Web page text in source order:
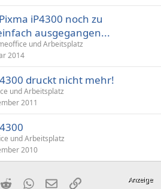
iP4300 noch zu
ausgegangen...
und Arbeitsplatz
2014
druckt nicht mehr!
und Arbeitsplatz
2011
und Arbeitsplatz
2010
RedditWhatsApp
E-MailLink